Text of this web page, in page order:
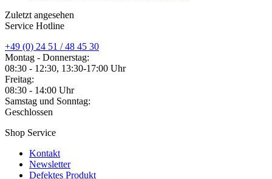
Zuletzt angesehen
Service Hotline
+49 (0) 24 51 / 48 45 30
Montag - Donnerstag:
08:30 - 12:30, 13:30-17:00 Uhr
Freitag:
08:30 - 14:00 Uhr
Samstag und Sonntag:
Geschlossen
Shop Service
Kontakt
Newsletter
Defektes Produkt